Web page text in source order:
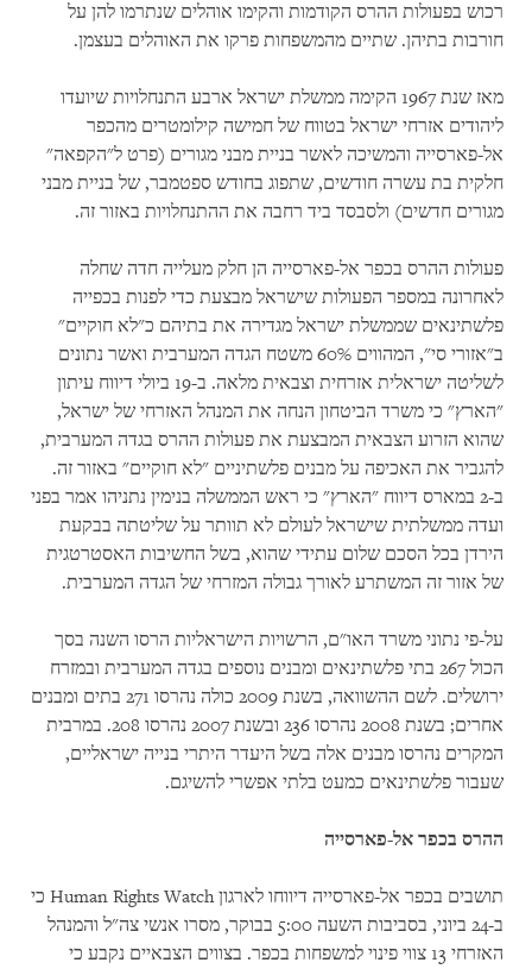
רכוש בפעולות ההרס הקודמות והקימו אוהלים שנתרמו להן על
חורבות בתיהן. שתיים מהמשפחות פרקו את האוהלים בעצמן.
מאז שנת 1967 הקימה ממשלת ישראל ארבע התנחלויות שיועדו
ליהודים אזרחי ישראל בטווח של חמישה קילומטרים מהכפר
אל-פארסייה והמשיכה לאשר בניית מבני מגורים (פרט ל"הקפאה"
חלקית בת עשרה חודשים, שתפוג בחודש ספטמבר, של בניית מבני
מגורים חדשים) ולסבסד ביד רחבה את ההתנחלויות באזור זה.
פעולות ההרס בכפר אל-פארסייה הן חלק מעלייה חדה שחלה
לאחרונה במספר הפעולות שישראל מבצעת כדי לפנות בכפייה
פלשתינאים שממשלת ישראל מגדירה את בתיהם כ"לא חוקיים"
ב"אזורי סי", המהווים 60% משטח הגדה המערבית ואשר נתונים
לשליטה ישראלית אזרחית וצבאית מלאה. ב-19 ביולי דיווח עיתון
"הארץ" כי משרד הביטחון הנחה את המנהל האזרחי של ישראל,
שהוא הזרוע הצבאית המבצעת את פעולות ההרס בגדה המערבית,
להגביר את האכיפה על מבנים פלשתיניים "לא חוקיים" באזור זה.
ב-2 במארס דיווח "הארץ" כי ראש הממשלה בנימין נתניהו אמר בפני
ועדה ממשלתית שישראל לעולם לא תוותר על שליטתה בבקעת
הירדן בכל הסכם שלום עתידי שהוא, בשל החשיבות האסטרטגית
של אזור זה המשתרע לאורך גבולה המזרחי של הגדה המערבית.
על-פי נתוני משרד האו"ם, הרשויות הישראליות הרסו השנה בסך
הכול 267 בתי פלשתינאים ומבנים נוספים בגדה המערבית ובמזרח
ירושלים. לשם ההשוואה, בשנת 2009 כולה נהרסו 271 בתים ומבנים
אחרים; בשנת 2008 נהרסו 236 ובשנת 2007 נהרסו 208. במרבית
המקרים נהרסו מבנים אלה בשל היעדר היתרי בנייה ישראליים,
שעבור פלשתינאים כמעט בלתי אפשרי להשיגם.
ההרס בכפר אל-פארסייה
תושבים בכפר אל-פארסייה דיווחו לארגון Human Rights Watch כי
ב-24 ביוני, בסביבות השעה 5:00 בבוקר, מסרו אנשי צה"ל והמנהל
האזרחי 13 צווי פינוי למשפחות בכפר. בצווים הצבאיים נקבע כי